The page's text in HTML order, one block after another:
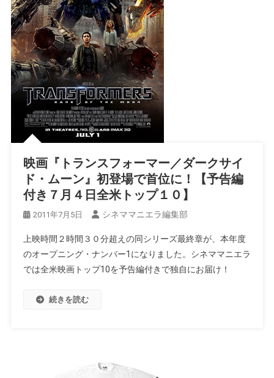
映画『トランスフォーマー／ダークサイ
ド・ムーン』初登場で首位に！【予告編
付き７月４日全米トップ１０】
2011年7月5日 シネママニエラ編集部
上映時間２時間３０分超えの同シリーズ最終章が、本年度
のオープニング・ナンバー1になりました。シネママニエラ
では全米映画トップ10を予告編付きで独自にお届け！
続きを読む